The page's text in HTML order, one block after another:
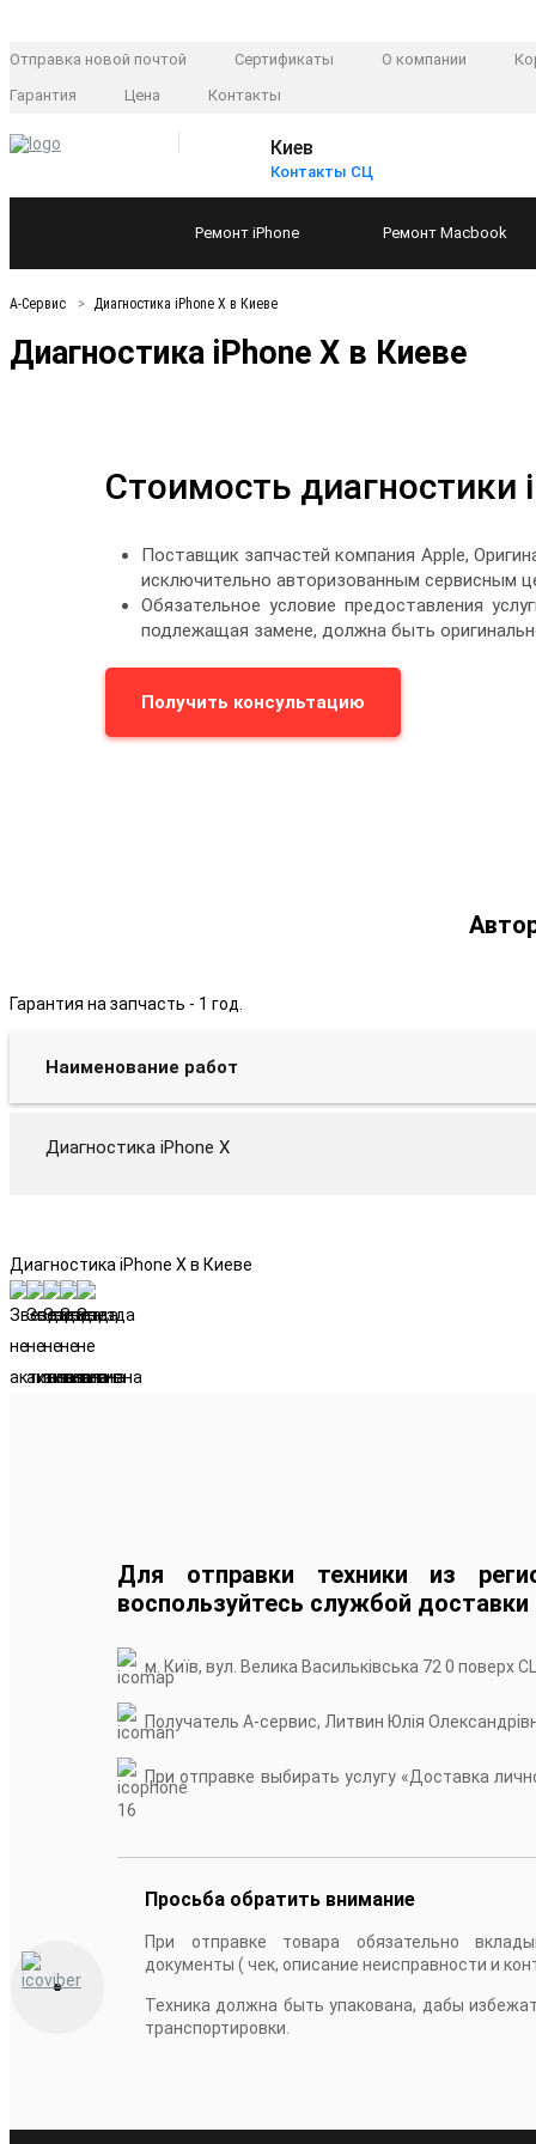
Отправка новой почтой Сертификаты О компании
Гарантия
Цена Контакты
Киев
Контакты СЦ
Ремонт iPhone Ремонт Macbook
А-Сервис Диагностика iPhone X в Киеве
Диагностика iPhone X в Киеве
Стоимость диагностики
Поставщик запчастей компания Apple,
исключительно авторизованным сервисным
Обязательное условие предоставления
подлежащая замене, должна быть
Получить консультацию
Гарантия на запчасть - 1 год.
Наименование работ
Диагностика iPhone X
Диагностика iPhone X в Киеве
Для отправки техники из
воспользуйтесь службой доставки
м. Київ, вул. Велика Васильківська 72 0 поверх
Получатель А-сервис, Литвин Юлія
При отправке выбирать услугу «Доставка
16
Просьба обратить внимание
При отправке товара обязательно
документы ( чек, описание неисправности и
Техника должна быть упакована, дабы
транспортировки.